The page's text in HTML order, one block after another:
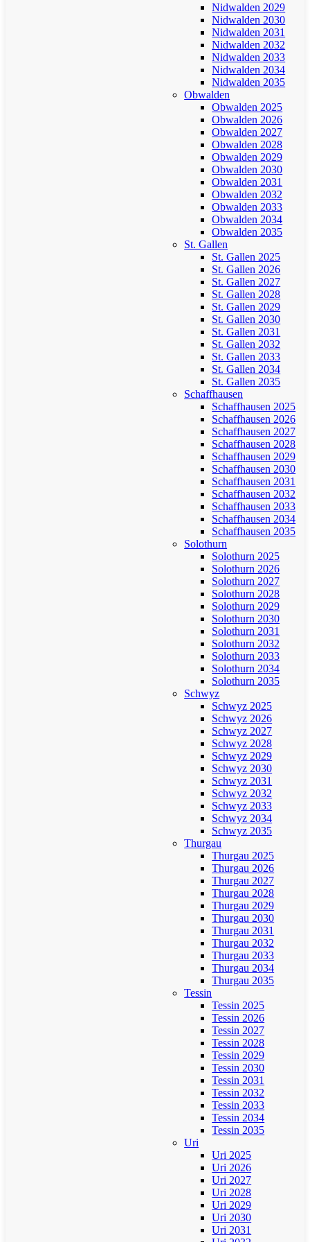
Nidwalden 2029
Nidwalden 2030
Nidwalden 2031
Nidwalden 2032
Nidwalden 2033
Nidwalden 2034
Nidwalden 2035
Obwalden
Obwalden 2025
Obwalden 2026
Obwalden 2027
Obwalden 2028
Obwalden 2029
Obwalden 2030
Obwalden 2031
Obwalden 2032
Obwalden 2033
Obwalden 2034
Obwalden 2035
St. Gallen
St. Gallen 2025
St. Gallen 2026
St. Gallen 2027
St. Gallen 2028
St. Gallen 2029
St. Gallen 2030
St. Gallen 2031
St. Gallen 2032
St. Gallen 2033
St. Gallen 2034
St. Gallen 2035
Schaffhausen
Schaffhausen 2025
Schaffhausen 2026
Schaffhausen 2027
Schaffhausen 2028
Schaffhausen 2029
Schaffhausen 2030
Schaffhausen 2031
Schaffhausen 2032
Schaffhausen 2033
Schaffhausen 2034
Schaffhausen 2035
Solothurn
Solothurn 2025
Solothurn 2026
Solothurn 2027
Solothurn 2028
Solothurn 2029
Solothurn 2030
Solothurn 2031
Solothurn 2032
Solothurn 2033
Solothurn 2034
Solothurn 2035
Schwyz
Schwyz 2025
Schwyz 2026
Schwyz 2027
Schwyz 2028
Schwyz 2029
Schwyz 2030
Schwyz 2031
Schwyz 2032
Schwyz 2033
Schwyz 2034
Schwyz 2035
Thurgau
Thurgau 2025
Thurgau 2026
Thurgau 2027
Thurgau 2028
Thurgau 2029
Thurgau 2030
Thurgau 2031
Thurgau 2032
Thurgau 2033
Thurgau 2034
Thurgau 2035
Tessin
Tessin 2025
Tessin 2026
Tessin 2027
Tessin 2028
Tessin 2029
Tessin 2030
Tessin 2031
Tessin 2032
Tessin 2033
Tessin 2034
Tessin 2035
Uri
Uri 2025
Uri 2026
Uri 2027
Uri 2028
Uri 2029
Uri 2030
Uri 2031